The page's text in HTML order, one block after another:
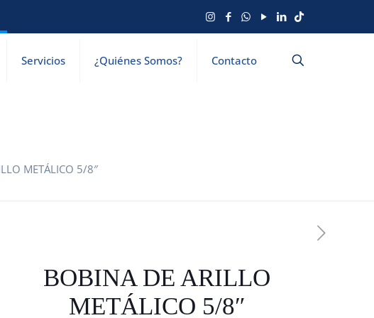
Servicios ¿Quiénes Somos? Contacto
METÁLICO 5/8″
BOBINA DE ARILLO
METÁLICO 5/8″